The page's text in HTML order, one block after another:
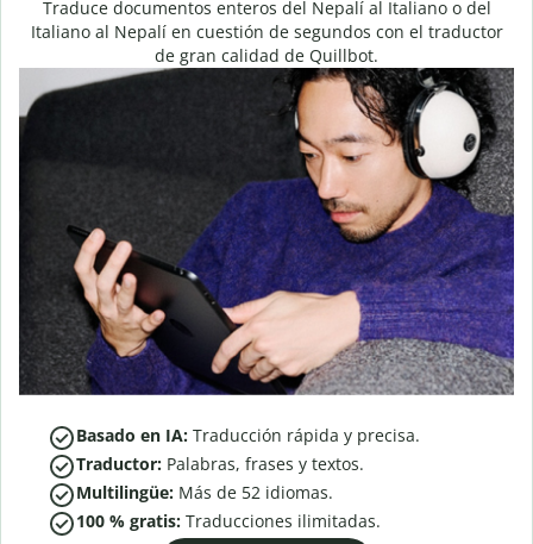
Traduce documentos enteros del Nepalí al Italiano o del
Italiano al Nepalí en cuestión de segundos con el traductor
de gran calidad de Quillbot.
Basado en IA: Traducción rápida y precisa.
Traductor: Palabras, frases y textos.
Multilingüe: Más de 52 idiomas.
100 % gratis: Traducciones ilimitadas.